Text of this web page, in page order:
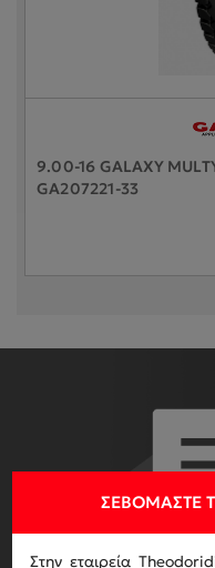
9.00-16 GALAXY
GA207221-33
ΓΙΑ ΝΑ
ΣΕΒΌΜΑΣΤΕ
Στην εταιρεία